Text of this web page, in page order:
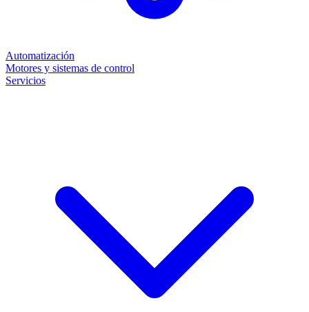
Automatización
Motores y sistemas de control
Servicios